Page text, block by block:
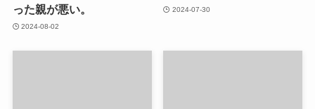
った親が悪い。
2024-08-02
2024-07-30